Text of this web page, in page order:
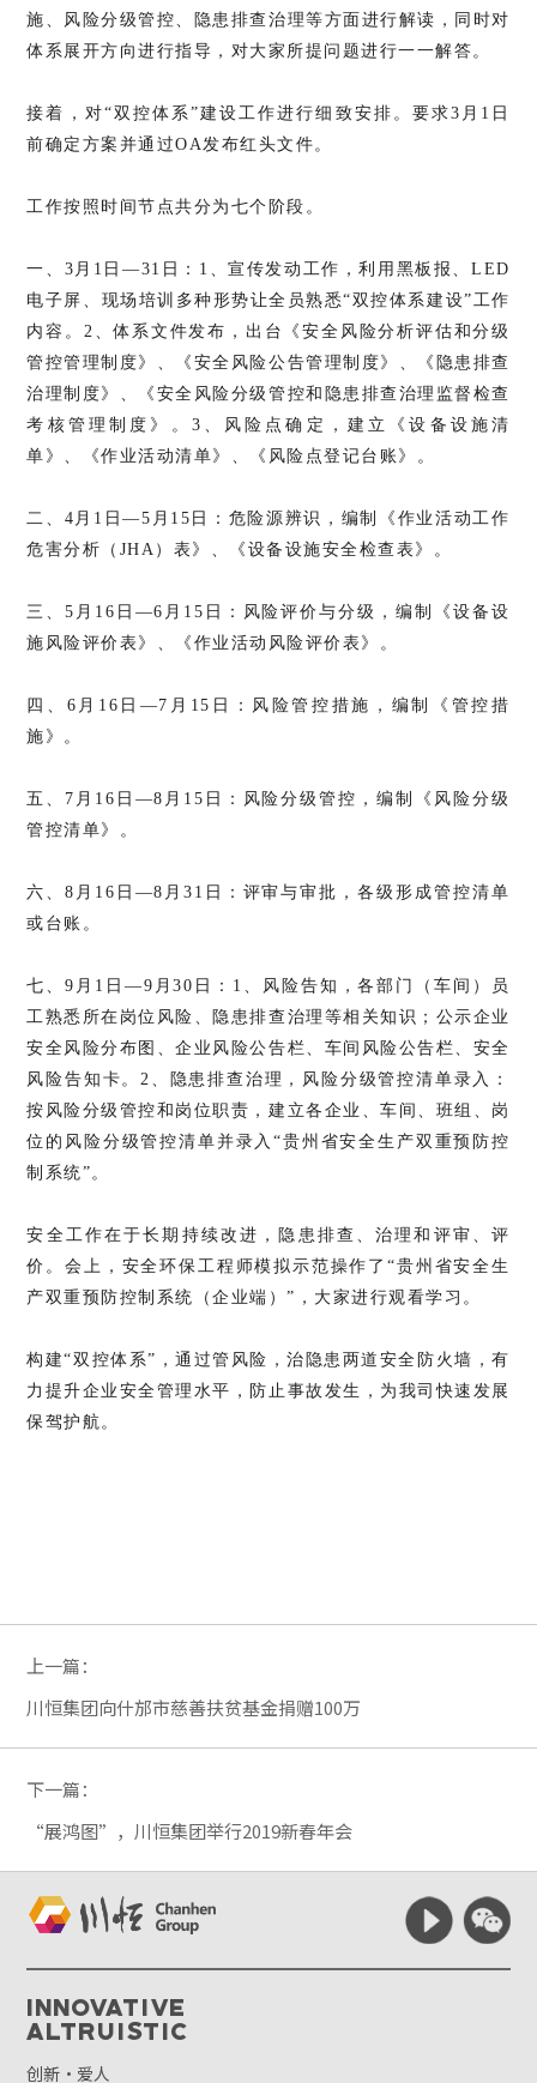
施、风险分级管控、隐患排查治理等方面进行解读，同时对
体系展开方向进行指导，对大家所提问题进行一一解答。
接着，对“双控体系”建设工作进行细致安排。要求3月1日
前确定方案并通过OA发布红头文件。
工作按照时间节点共分为七个阶段。
一、3月1日—31日：1、宣传发动工作，利用黑板报、LED
电子屏、现场培训多种形势让全员熟悉“双控体系建设”工作
内容。2、体系文件发布，出台《安全风险分析评估和分级
管控管理制度》、《安全风险公告管理制度》、《隐患排查
治理制度》、《安全风险分级管控和隐患排查治理监督检查
考核管理制度》。3、风险点确定，建立《设备设施清
单》、《作业活动清单》、《风险点登记台账》。
二、4月1日—5月15日：危险源辨识，编制《作业活动工作
危害分析（JHA）表》、《设备设施安全检查表》。
三、5月16日—6月15日：风险评价与分级，编制《设备设
施风险评价表》、《作业活动风险评价表》。
四、6月16日—7月15日：风险管控措施，编制《管控措
施》。
五、7月16日—8月15日：风险分级管控，编制《风险分级
管控清单》。
六、8月16日—8月31日：评审与审批，各级形成管控清单
或台账。
七、9月1日—9月30日：1、风险告知，各部门（车间）员
工熟悉所在岗位风险、隐患排查治理等相关知识；公示企业
安全风险分布图、企业风险公告栏、车间风险公告栏、安全
风险告知卡。2、隐患排查治理，风险分级管控清单录入：
按风险分级管控和岗位职责，建立各企业、车间、班组、岗
位的风险分级管控清单并录入“贵州省安全生产双重预防控
制系统”。
安全工作在于长期持续改进，隐患排查、治理和评审、评
价。会上，安全环保工程师模拟示范操作了“贵州省安全生
产双重预防控制系统（企业端）”，大家进行观看学习。
构建“双控体系”，通过管风险，治隐患两道安全防火墙，有
力提升企业安全管理水平，防止事故发生，为我司快速发展
保驾护航。
上一篇：
川恒集团向什邡市慈善扶贫基金捐赠100万
下一篇：
“展鸿图”，川恒集团举行2019新春年会
Innovative
Altruistic
创新·爱人